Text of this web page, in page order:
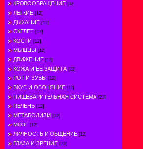
КРОВООБРАЩЕНИЕ [12]
ЛЕГКИЕ [12]
ДЫХАНИЕ [12]
СКЕЛЕТ [12]
КОСТИ [12]
МЫШЦЫ [12]
ДВИЖЕНИЕ [12]
КОЖА И ЕЕ ЗАЩИТА [23]
РОТ И ЗУБЫ [12]
ВКУС И ОБОНЯНИЕ [12]
ПИЩЕВАРИТЕЛЬНАЯ СИСТЕМА [23]
ПЕЧЕНЬ [12]
МЕТАБОЛИЗМ [12]
МОЗГ [12]
ЛИЧНОСТЬ И ОБЩЕНИЕ [12]
ГЛАЗА И ЗРЕНИЕ [23]